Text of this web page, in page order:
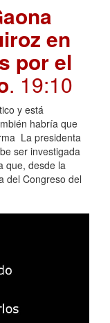
en
por el
. 19:10
y está
habría que
La presidenta
ser investigada
que, desde la
del Congreso del